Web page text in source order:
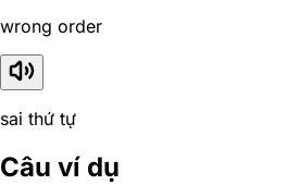
wrong order
sai thứ tự
Câu ví dụ